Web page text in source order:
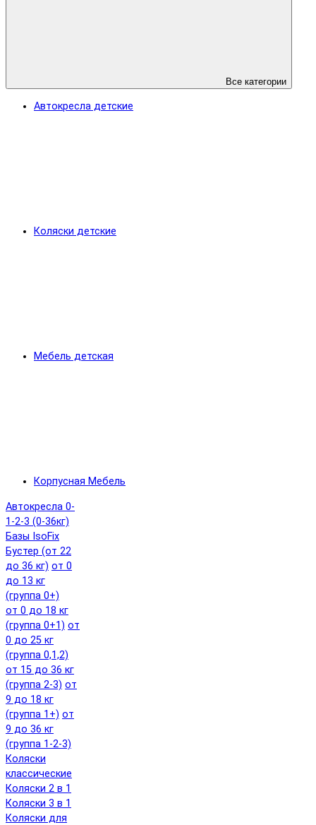
Все категории
Автокресла детские
Коляски детские
Мебель детская
Корпусная Мебель
Автокресла 0-
1-2-3 (0-36кг)
Базы IsoFix
Бустер (от 22
до 36 кг) от 0
до 13 кг
(группа 0+)
от 0 до 18 кг
(группа 0+1) от
0 до 25 кг
(группа 0,1,2)
от 15 до 36 кг
(группа 2-3) от
9 до 18 кг
(группа 1+) от
9 до 36 кг
(группа 1-2-3)
Коляски
классические
Коляски 2 в 1
Коляски 3 в 1
Коляски для